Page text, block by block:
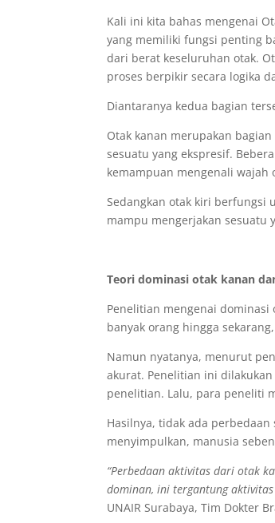
Kali ini kita bahas mengenai
yang memiliki fungsi penting
dari berat keseluruhan otak.
proses berpikir secara logika
Diantaranya kedua bagian
Otak kanan merupakan
sesuatu yang ekspresif.
kemampuan mengenali
Sedangkan otak kiri berfungsi
mampu mengerjakan sesuatu
Teori dominasi otak kanan
Penelitian mengenai
banyak orang hingga
Namun nyatanya, menurut
akurat. Penelitian ini
penelitian. Lalu, para peneliti
Hasilnya, tidak ada
menyimpulkan, manusia
“Perbedaan aktivitas dari otak
dominan, ini tergantung
UNAIR Surabaya, Tim Dokter